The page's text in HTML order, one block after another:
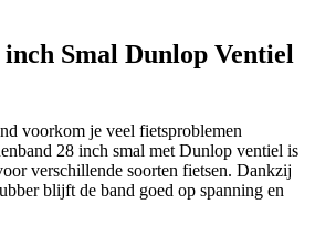
Smal Dunlop Ventiel
voorkom je veel fietsproblemen
28 inch smal met Dunlop ventiel is
verschillende soorten fietsen. Dankzij
blijft de band goed op spanning en